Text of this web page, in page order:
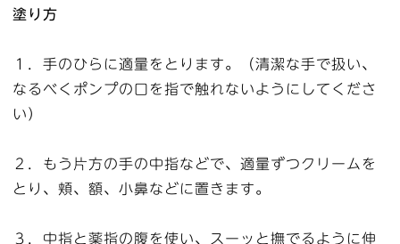
塗り方
１．手のひらに適量をとります。（清潔な手で扱い、
なるべくポンプの口を指で触れないようにしてくださ
い）
２．もう片方の手の中指などで、適量ずつクリームを
とり、頬、額、小鼻などに置きます。
３．中指と薬指の腹を使い、スーッと撫でるように伸